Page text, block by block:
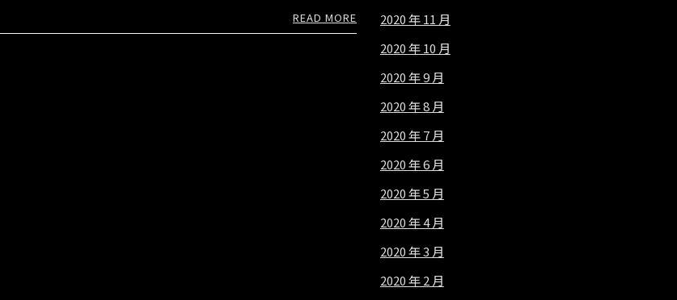
READ MORE
2020 年 11 月
2020 年 10 月
2020 年 9 月
2020 年 8 月
2020 年 7 月
2020 年 6 月
2020 年 5 月
2020 年 4 月
2020 年 3 月
2020 年 2 月